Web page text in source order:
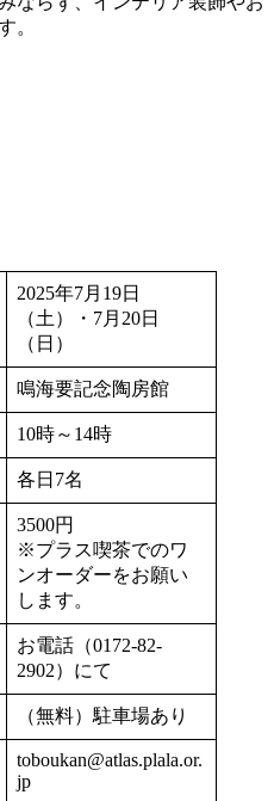
。
2025年7月19日
（土）・7月20日
（日）
鳴海要記念陶房館
10時～14時
各日7名
3500円
※プラス喫茶でのワ
ンオーダーをお願い
します。
お電話（0172-82-
2902）にて
（無料）駐車場あり
toboukan@atlas.plala.or.
jp